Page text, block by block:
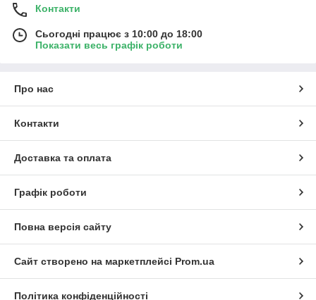
Контакти
Сьогодні працює з 10:00 до 18:00
Показати весь графік роботи
Про нас
Контакти
Доставка та оплата
Графік роботи
Повна версія сайту
Сайт створено на маркетплейсі Prom.ua
Політика конфіденційності